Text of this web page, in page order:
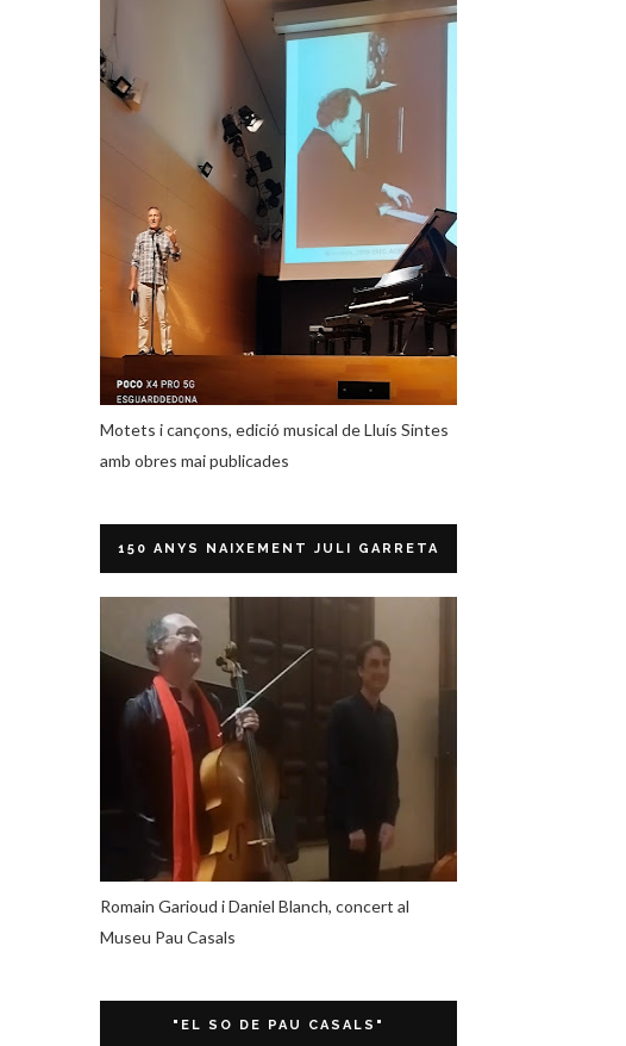
Motets i cançons, edició musical de Lluís Sintes
amb obres mai publicades
150 ANYS NAIXEMENT JULI GARRETA
Romain Garioud i Daniel Blanch, concert al
Museu Pau Casals
"EL SO DE PAU CASALS"